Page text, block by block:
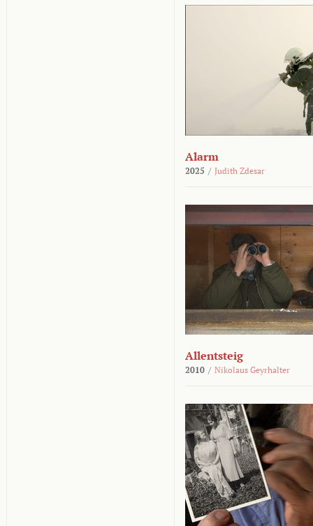
Alarm
2025 / Judith Zdesar
Allentsteig
2010 / Nikolaus Geyrhalter